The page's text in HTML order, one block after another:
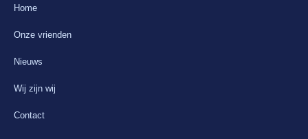
Home
Onze vrienden
Nieuws
Wij zijn wij
Contact